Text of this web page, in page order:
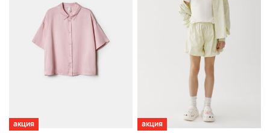
акция
акция